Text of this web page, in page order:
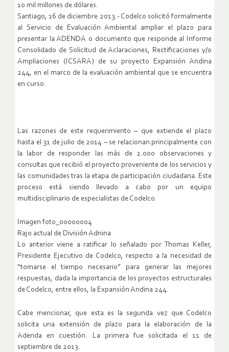
10 mil millones de dólares.
Santiago, 16 de diciembre 2013.- Codelco solicitó formalmente
al Servicio de Evaluación Ambiental ampliar el plazo para
presentar la ADENDA o documento que responde al Informe
Consolidado de Solicitud de Aclaraciones, Rectificaciones y/o
Ampliaciones (ICSARA) de su proyecto Expansión Andina
244, en el marco de la evaluación ambiental que se encuentra
en curso.
Las razones de este requerimiento – que extiende el plazo
hasta el 31 de julio de 2014 – se relacionan principalmente con
la labor de responder las más de 2.000 observaciones y
consultas que recibió el proyecto proveniente de los servicios y
las comunidades tras la etapa de participación ciudadana. Este
proceso está siendo llevado a cabo por un equipo
multidisciplinario de especialistas de Codelco.
Imagen foto_00000004
Rajo actual de División Adnina
Lo anterior viene a ratificar lo señalado por Thomas Keller,
Presidente Ejecutivo de Codelco, respecto a la necesidad de
“tomarse el tiempo necesario” para generar las mejores
respuestas, dada la importancia de los proyectos estructurales
de Codelco, entre ellos, la Expansión Andina 244.
Cabe mencionar, que esta es la segunda vez que Codelco
solicita una extensión de plazo para la elaboración de la
Adenda en cuestión. La primera fue solicitada el 11 de
septiembre de 2013.